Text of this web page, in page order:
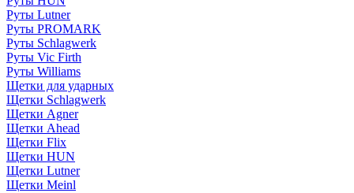
Руты Lutner
Руты PROMARK
Руты Schlagwerk
Руты Vic Firth
Руты Williams
Щетки для ударных
Щетки Schlagwerk
Щетки Agner
Щетки Ahead
Щетки Flix
Щетки HUN
Щетки Lutner
Щетки Meinl